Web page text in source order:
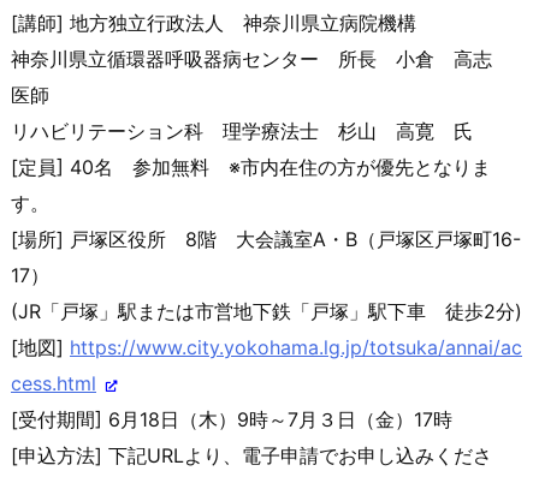
[講師] 地方独立行政法人 神奈川県立病院機構
神奈川県立循環器呼吸器病センター 所長 小倉 高志
医師
リハビリテーション科 理学療法士 杉山 高寛 氏
[定員] 40名 参加無料 ※市内在住の方が優先となりま
す。
[場所] 戸塚区役所 8階 大会議室A・B（戸塚区戸塚町16-
17）
(JR「戸塚」駅または市営地下鉄「戸塚」駅下車 徒歩2分)
[地図] https://www.city.yokohama.lg.jp/totsuka/annai/ac
cess.html
[受付期間] 6月18日（木）9時～7月３日（金）17時
[申込方法] 下記URLより、電子申請でお申し込みくださ